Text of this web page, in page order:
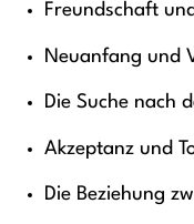
Freundschaft
Neuanfang und
Die Suche nach
Akzeptanz und
Die Beziehung